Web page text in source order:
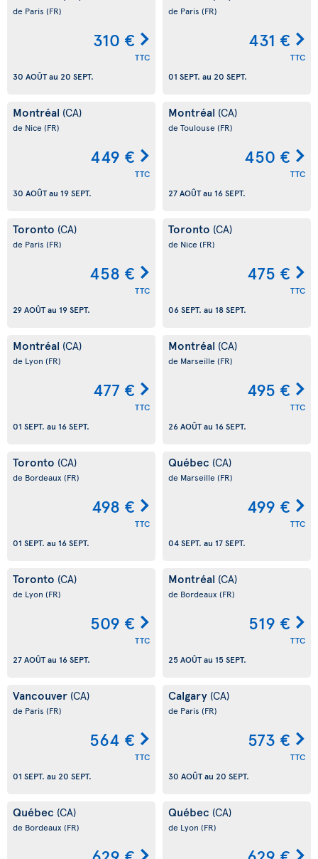
de Paris (FR)
310 €
TTC
30 AOÛTau 20 SEPT.
de Paris (FR)
431 €
TTC
01 SEPT. au 20 SEPT.
Montréal (CA)
de Nice (FR)
449 €
TTC
30 AOÛTau 19 SEPT.
Montréal (CA)
de Toulouse (FR)
450 €
TTC
27 AOÛTau 16 SEPT.
Toronto (CA)
de Paris (FR)
458 €
TTC
29 AOÛTau 19 SEPT.
Toronto (CA)
de Nice (FR)
475 €
TTC
06 SEPT. au 18 SEPT.
Montréal (CA)
de Lyon (FR)
477 €
TTC
01 SEPT. au 16 SEPT.
Montréal (CA)
de Marseille (FR)
495 €
TTC
26 AOÛTau 16 SEPT.
Toronto (CA)
de Bordeaux (FR)
498 €
TTC
01 SEPT. au 16 SEPT.
Québec (CA)
de Marseille (FR)
499 €
TTC
04 SEPT. au 17 SEPT.
Toronto (CA)
de Lyon (FR)
509 €
TTC
27 AOÛTau 16 SEPT.
Montréal (CA)
de Bordeaux (FR)
519 €
TTC
25 AOÛTau 15 SEPT.
Vancouver (CA)
de Paris (FR)
564 €
TTC
01 SEPT. au 20 SEPT.
Calgary (CA)
de Paris (FR)
573 €
TTC
30 AOÛTau 20 SEPT.
Québec (CA)
de Bordeaux (FR)
Québec (CA)
de Lyon (FR)